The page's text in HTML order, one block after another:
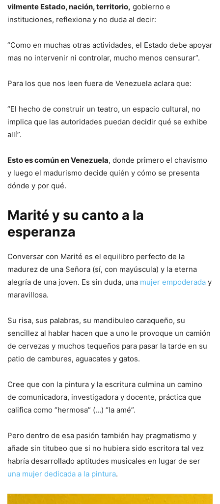
vilmente Estado, nación, territorio, gobierno e
instituciones, reflexiona y no duda al decir:
“Como en muchas otras actividades, el Estado debe apoyar
mas no intervenir ni controlar, mucho menos censurar”.
Para los que nos leen fuera de Venezuela aclara que:
“El hecho de construir un teatro, un espacio cultural, no
implica que las autoridades puedan decidir qué se exhibe
allí”.
Esto es común en Venezuela, donde primero el chavismo
y luego el madurismo decide quién y cómo se presenta
dónde y por qué.
Marité y su canto a la
esperanza
Conversar con Marité es el equilibro perfecto de la
madurez de una Señora (sí, con mayúscula) y la eterna
alegría de una joven. Es sin duda, una mujer empoderada y
maravillosa.
Su risa, sus palabras, su mandibuleo caraqueño, su
sencillez al hablar hacen que a uno le provoque un camión
de cervezas y muchos tequeños para pasar la tarde en su
patio de cambures, aguacates y gatos.
Cree que con la pintura y la escritura culmina un camino
de comunicadora, investigadora y docente, práctica que
califica como “hermosa” (…) “la amé”.
Pero dentro de esa pasión también hay pragmatismo y
añade sin titubeo que si no hubiera sido escritora tal vez
habría desarrollado aptitudes musicales en lugar de ser
una mujer dedicada a la pintura.